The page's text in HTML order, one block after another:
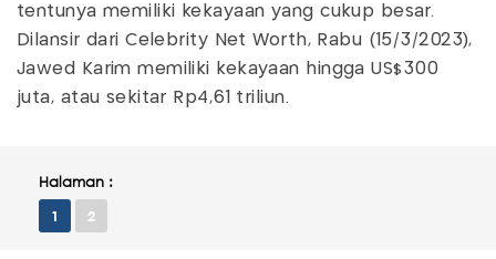
tentunya memiliki kekayaan yang cukup besar.
Dilansir dari Celebrity Net Worth, Rabu (15/3/2023),
Jawed Karim memiliki kekayaan hingga US$300
juta, atau sekitar Rp4,61 triliun.
Halaman :
1 2